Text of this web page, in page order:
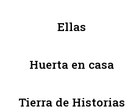
Ellas
Huerta en casa
Tierra de Historias